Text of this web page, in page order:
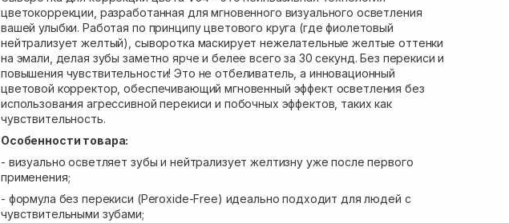
цветокоррекции, разработанная для мгновенного визуального осветления
вашей улыбки. Работая по принципу цветового круга (где фиолетовый
нейтрализует желтый), сыворотка маскирует нежелательные желтые оттенки
на эмали, делая зубы заметно ярче и белее всего за 30 секунд. Без перекиси и
повышения чувствительности! Это не отбеливатель, а инновационный
цветовой корректор, обеспечивающий мгновенный эффект осветления без
использования агрессивной перекиси и побочных эффектов, таких как
чувствительность.
Особенности товара:
- визуально осветляет зубы и нейтрализует желтизну уже после первого
применения;
- формула без перекиси (Peroxide-Free) идеально подходит для людей с
чувствительными зубами;